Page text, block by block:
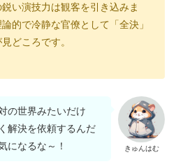
い演技力は観客を引き込みま
的で冷静な官僚として「全決」
どころです。
きゅんはむ
の世界みたいだけ
解決を依頼するんだ
になるな～！